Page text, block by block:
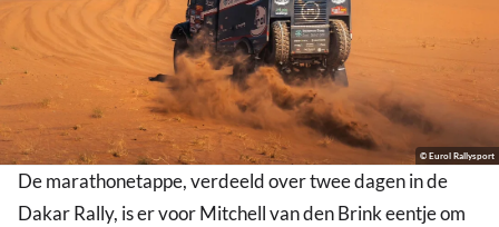
© Eurol Rallysport
De marathonetappe, verdeeld over twee dagen in de
Dakar Rally, is er voor Mitchell van den Brink eentje om